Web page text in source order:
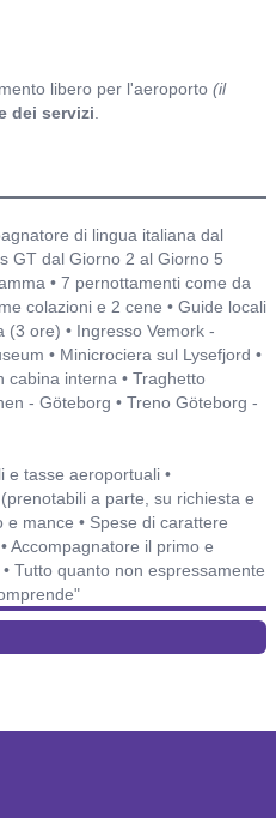
libero per l'aeroporto (il
dei servizi
di lingua italiana dal
GT dal Giorno 2 al Giorno 5
• 7 pernottamenti come da
colazioni e 2 cene • Guide locali
ore) • Ingresso Vemork -
• Minicrociera sul Lysefjord •
cabina interna • Traghetto
- Göteborg • Treno Göteborg -
e tasse aeroportuali •
a parte, su richiesta e
mance • Spese di carattere
Accompagnatore il primo e
Tutto quanto non espressamente